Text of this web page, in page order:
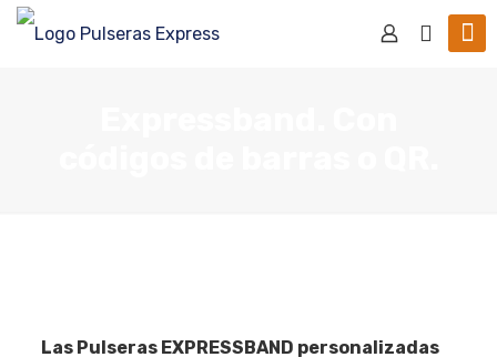
Las Pulseras EXPRESSBAND personalizadas